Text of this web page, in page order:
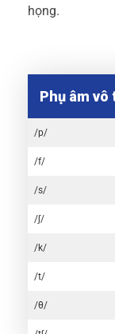
họng.
Phụ âm vô
/p/
/f/
/s/
/ʃ/
/k/
/t/
/θ/